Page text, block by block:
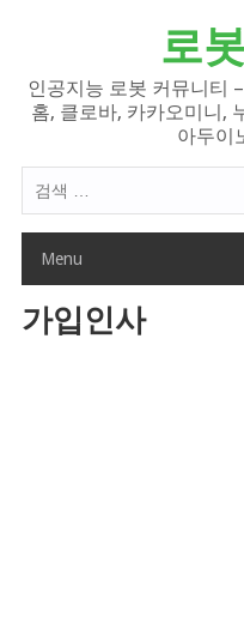
로
인공지능 로봇 커뮤니티
홈, 클로바, 카카오미니,
아두이
색
Menu
가입인사